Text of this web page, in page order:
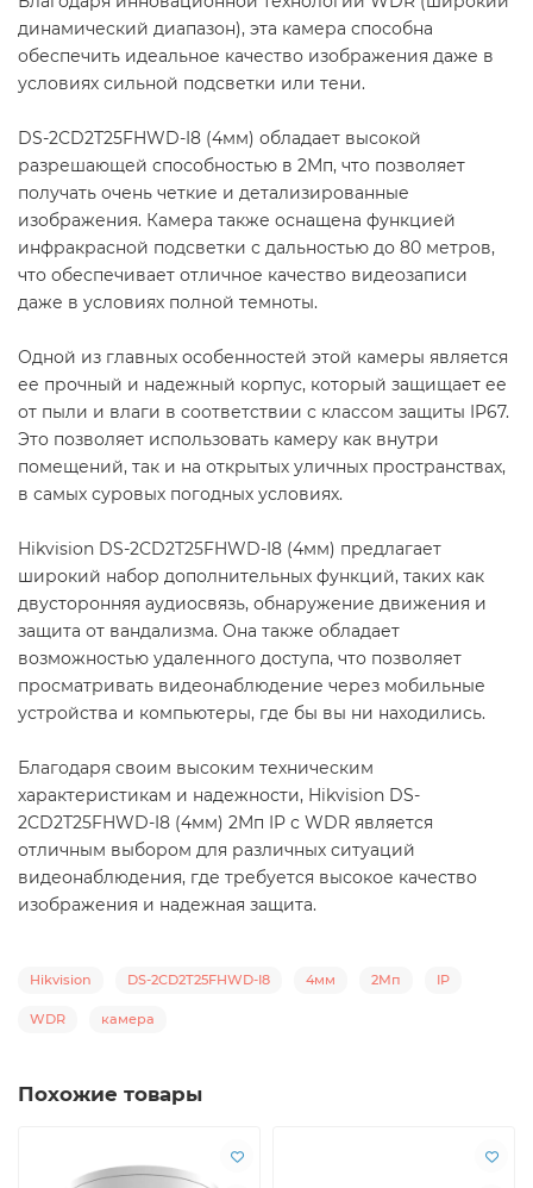
динамический диапазон), эта камера способна
обеспечить идеальное качество изображения даже в
условиях сильной подсветки или тени.
DS-2CD2T25FHWD-I8 (4мм) обладает высокой
разрешающей способностью в 2Мп, что позволяет
получать очень четкие и детализированные
изображения. Камера также оснащена функцией
инфракрасной подсветки с дальностью до 80 метров,
что обеспечивает отличное качество видеозаписи
даже в условиях полной темноты.
Одной из главных особенностей этой камеры является
ее прочный и надежный корпус, который защищает ее
от пыли и влаги в соответствии с классом защиты IP67.
Это позволяет использовать камеру как внутри
помещений, так и на открытых уличных пространствах,
в самых суровых погодных условиях.
Hikvision DS-2CD2T25FHWD-I8 (4мм) предлагает
широкий набор дополнительных функций, таких как
двусторонняя аудиосвязь, обнаружение движения и
защита от вандализма. Она также обладает
возможностью удаленного доступа, что позволяет
просматривать видеонаблюдение через мобильные
устройства и компьютеры, где бы вы ни находились.
Благодаря своим высоким техническим
характеристикам и надежности, Hikvision DS-
2CD2T25FHWD-I8 (4мм) 2Мп IP с WDR является
отличным выбором для различных ситуаций
видеонаблюдения, где требуется высокое качество
изображения и надежная защита.
Hikvision DS-2CD2T25FHWD-I8 4мм 2Мп IP
WDR камера
Похожие товары